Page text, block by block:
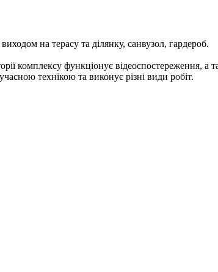
на терасу та ділянку, санвузол, гардероб.
комплексу функціонує відеоспостереження, а
технікою та виконує різні види робіт.